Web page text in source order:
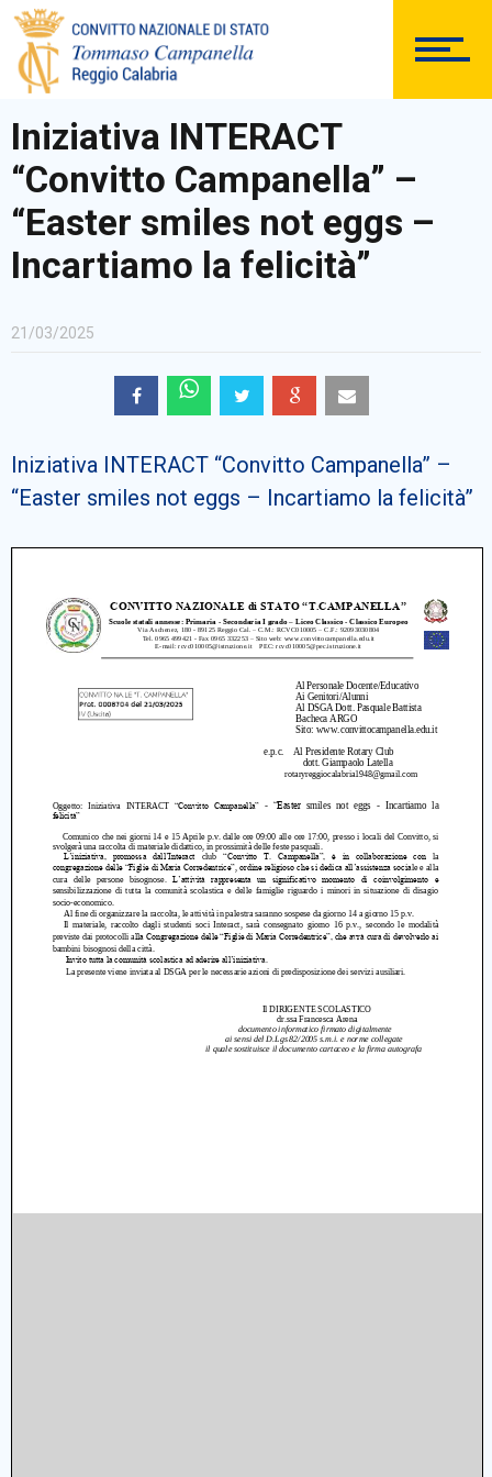
DOCUMENTAZIONE
PERSONALE
Iniziativa INTERACT
“Convitto Campanella” –
“Easter smiles not eggs –
Incartiamo la felicità”
21/03/2025
Iniziativa INTERACT “Convitto Campanella” –
“Easter smiles not eggs – Incartiamo la felicità”